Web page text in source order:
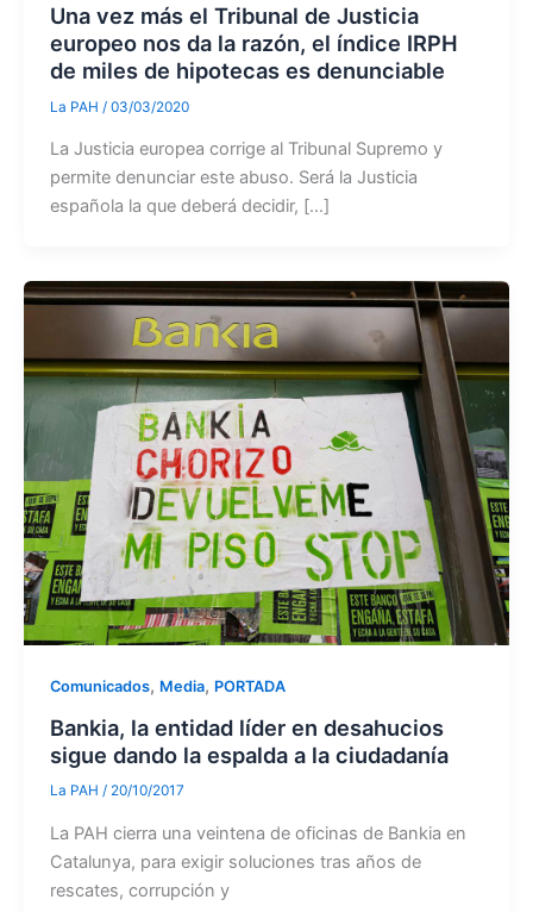
Una vez más el Tribunal de Justicia
europeo nos da la razón, el índice IRPH
de miles de hipotecas es denunciable
La PAH / 03/03/2020
La Justicia europea corrige al Tribunal Supremo y
permite denunciar este abuso. Será la Justicia
española la que deberá decidir, […]
Comunicados, Media, PORTADA
Bankia, la entidad líder en desahucios
sigue dando la espalda a la ciudadanía
La PAH / 20/10/2017
La PAH cierra una veintena de oficinas de Bankia en
Catalunya, para exigir soluciones tras años de
rescates, corrupción y